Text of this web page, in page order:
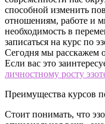
способной изменить
отношениям, работе и
необходимость в
записаться на курс по
Сегодня мы расскажем
Если вас это
личностному росту
Преимущества курсов
Стоит понимать, что